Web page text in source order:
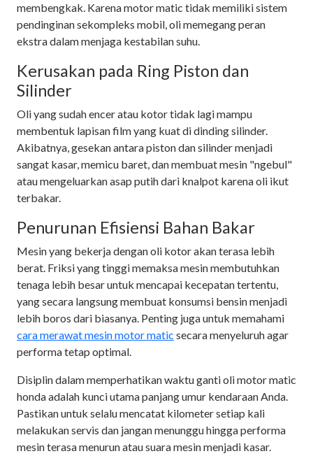
membengkak. Karena motor matic tidak memiliki sistem
pendinginan sekompleks mobil, oli memegang peran
ekstra dalam menjaga kestabilan suhu.
Kerusakan pada Ring Piston dan
Silinder
Oli yang sudah encer atau kotor tidak lagi mampu
membentuk lapisan film yang kuat di dinding silinder.
Akibatnya, gesekan antara piston dan silinder menjadi
sangat kasar, memicu baret, dan membuat mesin "ngebul"
atau mengeluarkan asap putih dari knalpot karena oli ikut
terbakar.
Penurunan Efisiensi Bahan Bakar
Mesin yang bekerja dengan oli kotor akan terasa lebih
berat. Friksi yang tinggi memaksa mesin membutuhkan
tenaga lebih besar untuk mencapai kecepatan tertentu,
yang secara langsung membuat konsumsi bensin menjadi
lebih boros dari biasanya. Penting juga untuk memahami
cara merawat mesin motor matic secara menyeluruh agar
performa tetap optimal.
Disiplin dalam memperhatikan waktu ganti oli motor matic
honda adalah kunci utama panjang umur kendaraan Anda.
Pastikan untuk selalu mencatat kilometer setiap kali
melakukan servis dan jangan menunggu hingga performa
mesin terasa menurun atau suara mesin menjadi kasar.